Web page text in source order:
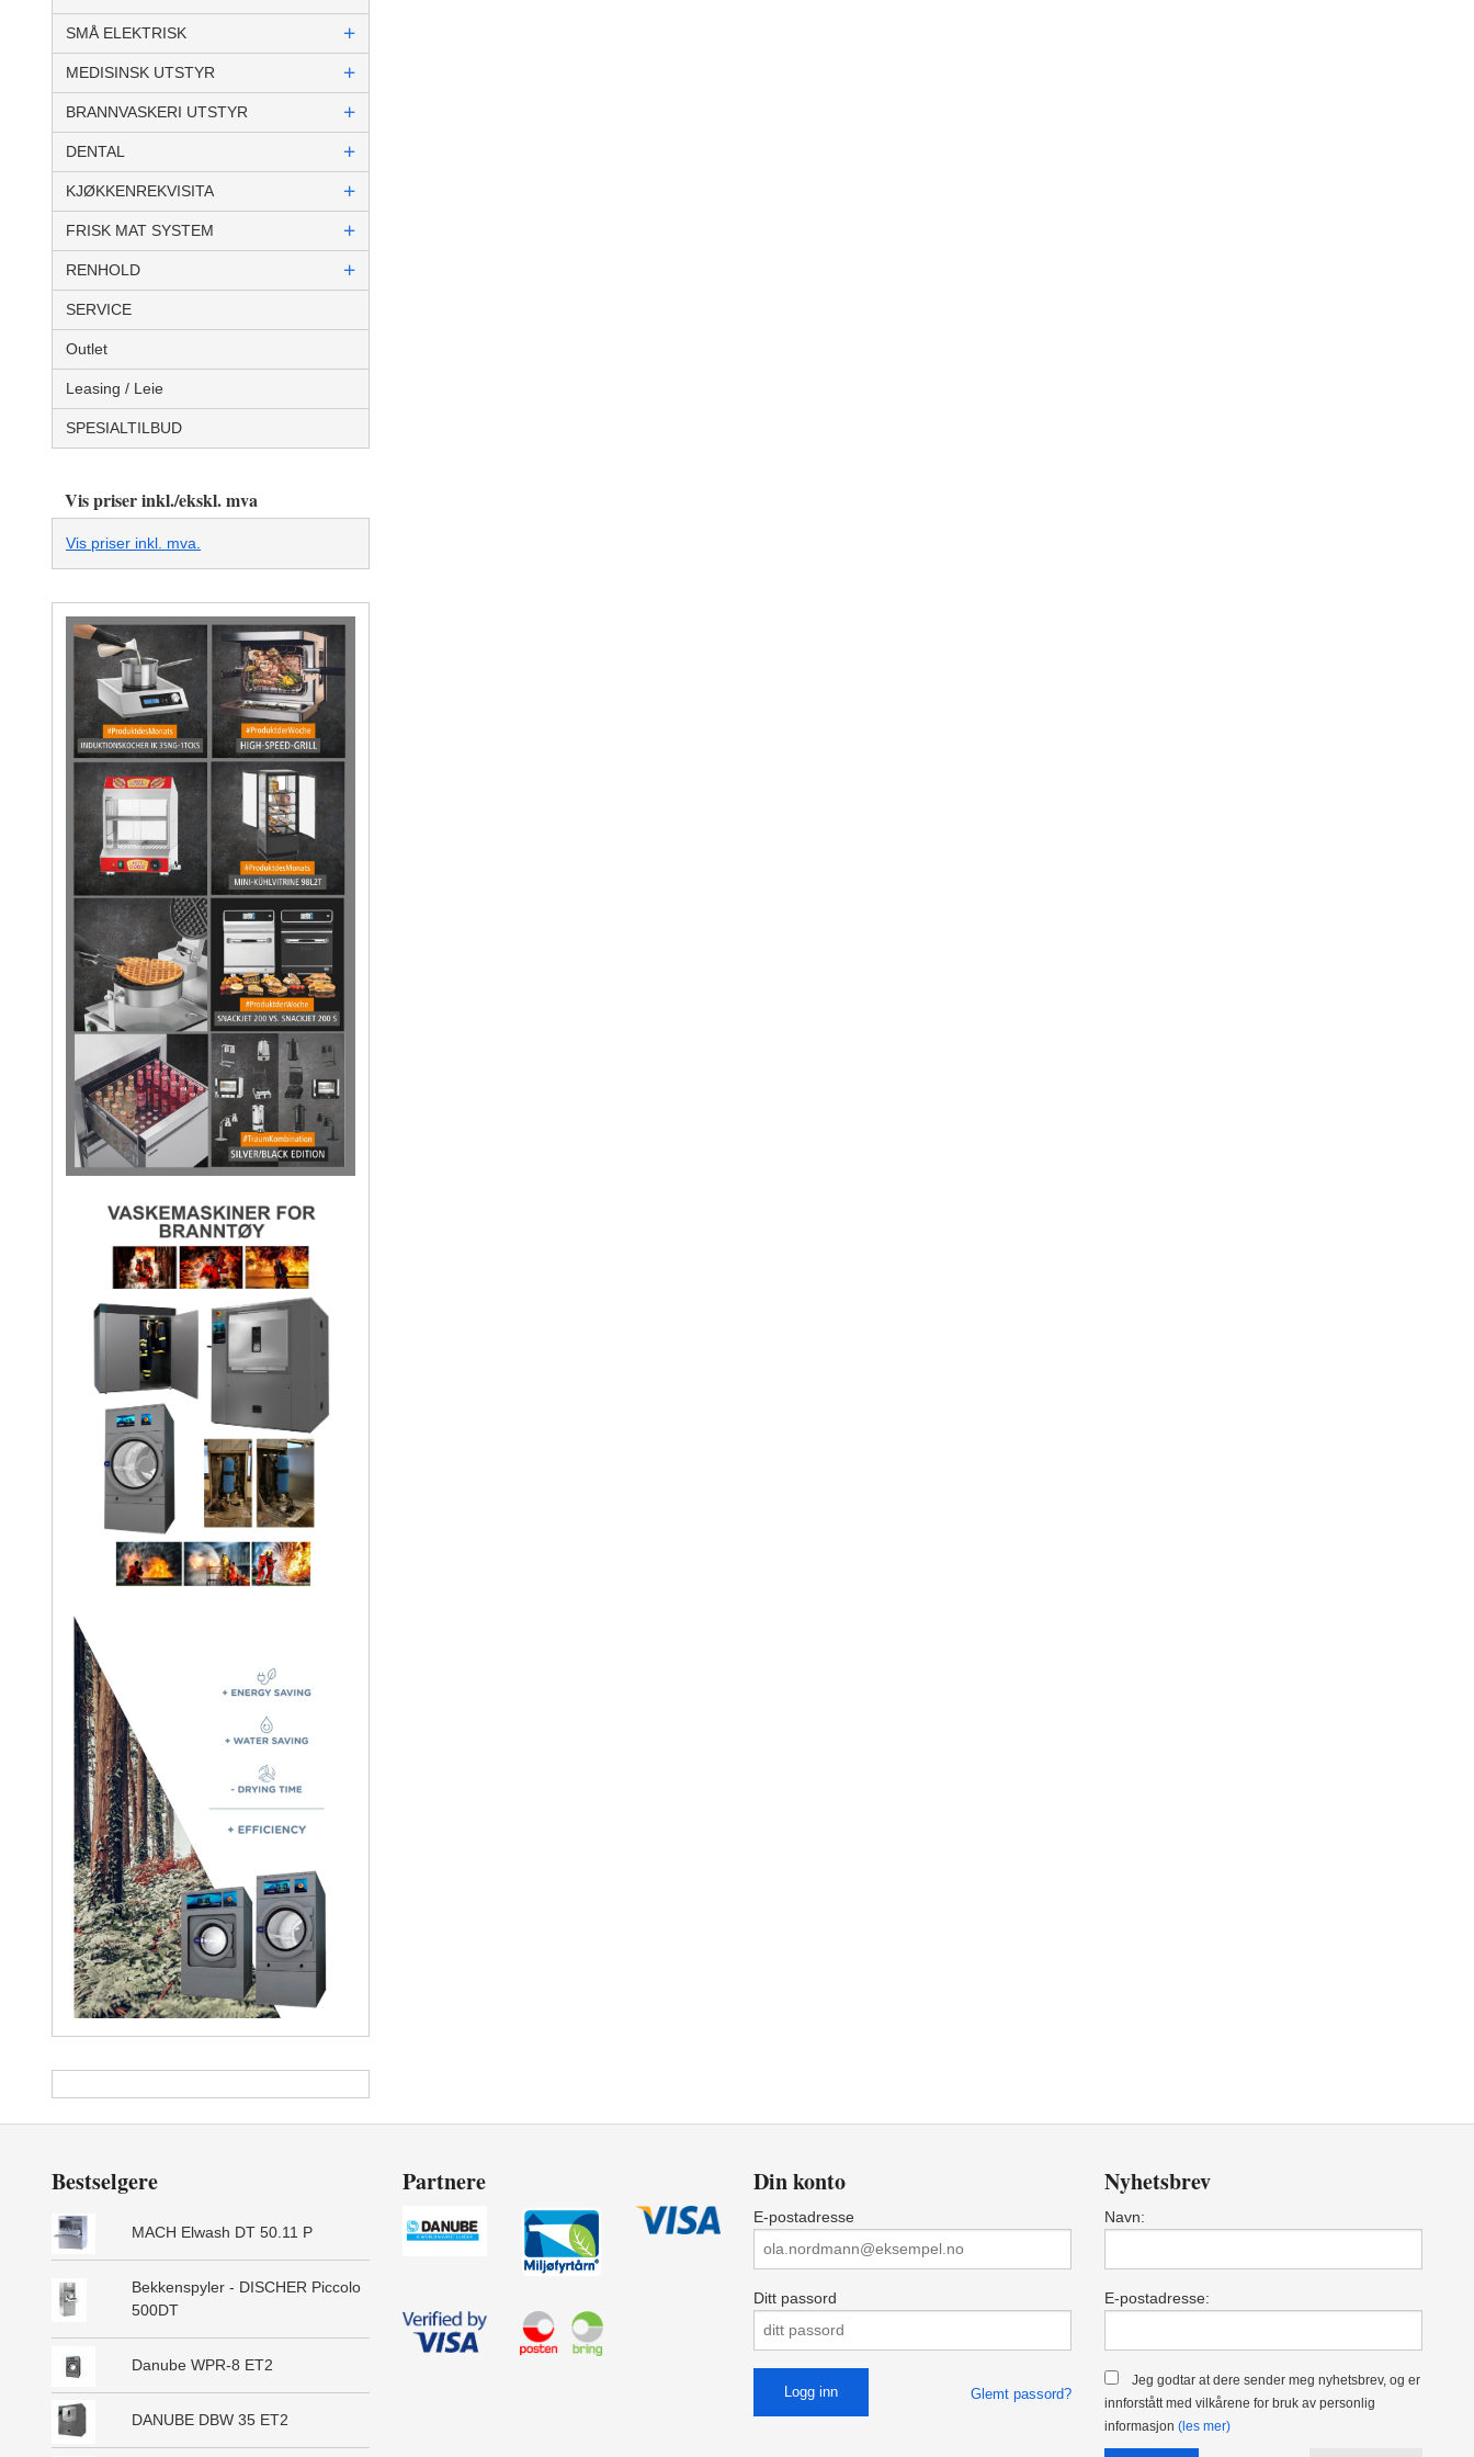
SMÅ ELEKTRISK
MEDISINSK UTSTYR
BRANNVASKERI UTSTYR
DENTAL
KJØKKENREKVISITA
FRISK MAT SYSTEM
RENHOLD
SERVICE
Outlet
Leasing / Leie
SPESIALTILBUD
Vis priser inkl./ekskl. mva
Vis priser inkl. mva.
Bestselgere
MACH Elwash DT 50.11 P
Bekkenspyler - DISCHER Piccolo
500DT
Danube WPR-8 ET2
DANUBE DBW 35 ET2
Partnere Din konto
E-postadresse
Ditt passord
Glemt passord?
Nyhetsbrev
Navn:
E-postadresse:
Jeg godtar at dere sender meg nyhetsbrev, og er
innforstått med vilkårene for bruk av personlig
informasjon (les mer)